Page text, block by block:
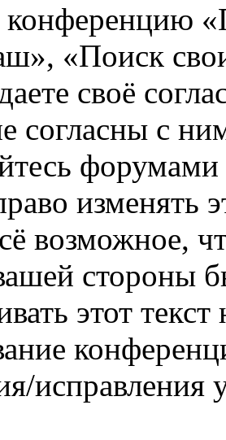
конференцию
«Поиск
своё
согласны с
изменять
возможное,
стороны
этот
исправления